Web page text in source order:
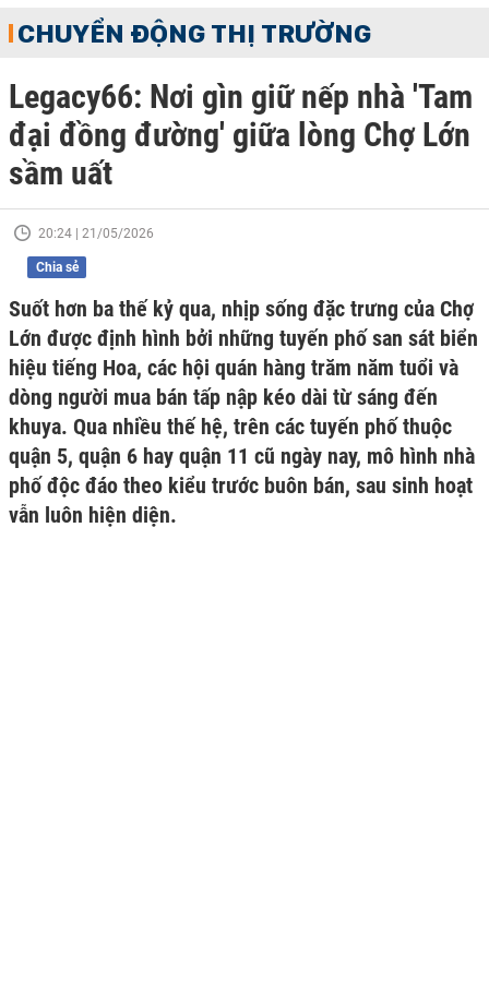
CHUYỂN ĐỘNG THỊ TRƯỜNG
Legacy66: Nơi gìn giữ nếp nhà 'Tam
đại đồng đường' giữa lòng Chợ Lớn
sầm uất
20:24 | 21/05/2026
Chia sẻ
Suốt hơn ba thế kỷ qua, nhịp sống đặc trưng của Chợ
Lớn được định hình bởi những tuyến phố san sát biển
hiệu tiếng Hoa, các hội quán hàng trăm năm tuổi và
dòng người mua bán tấp nập kéo dài từ sáng đến
khuya. Qua nhiều thế hệ, trên các tuyến phố thuộc
quận 5, quận 6 hay quận 11 cũ ngày nay, mô hình nhà
phố độc đáo theo kiểu trước buôn bán, sau sinh hoạt
vẫn luôn hiện diện.